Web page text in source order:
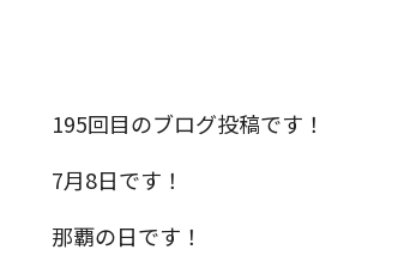
195回目のブログ投稿です！
7月8日です！
那覇の日です！